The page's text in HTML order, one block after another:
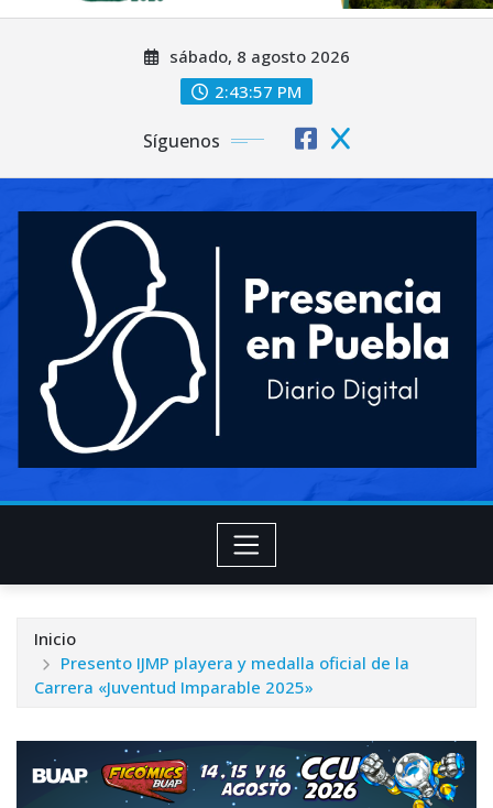
sábado, 8 agosto 2026
2:43:59 PM
Síguenos
Inicio
Presento IJMP playera y medalla oficial de la
Carrera «Juventud Imparable 2025»